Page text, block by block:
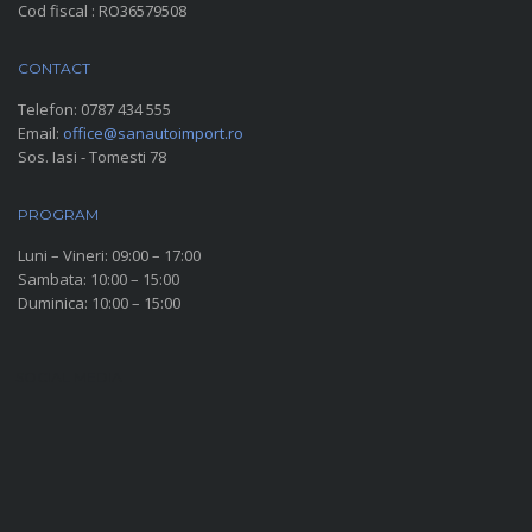
Cod fiscal : RO36579508
CONTACT
Telefon: 0787 434 555
Email: office@sanautoimport.ro
Sos. Iasi - Tomesti 78
PROGRAM
Luni – Vineri: 09:00 – 17:00
Sambata: 10:00 – 15:00
Duminica: 10:00 – 15:00